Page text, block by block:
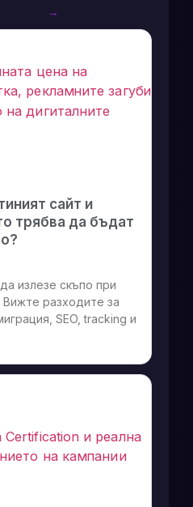
→
сайт и
трябва да бъдат
излезе скъпо при
Вижте разходите за
SEO, tracking и